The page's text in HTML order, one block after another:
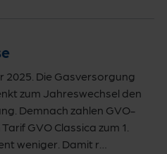
2025. Die Gasversorgung
zum Jahreswechsel den
Demnach zahlen GVO-
GVO Classica zum 1.
weniger. Damit r…